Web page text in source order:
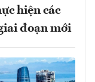
hiện các
đoạn mới